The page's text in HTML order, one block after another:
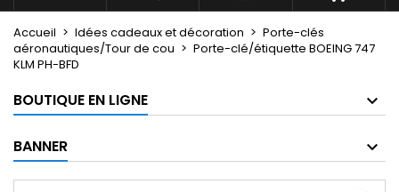
Accueil Idées cadeaux et décoration
Porte-clés
aéronautiques/Tour de cou
Porte-clé/étiquette BOEING 747
KLM PH-BFD
BOUTIQUE EN LIGNE
BANNER